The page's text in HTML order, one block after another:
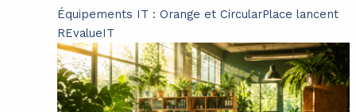
Équipements IT : Orange et CircularPlace lancent
REvalueIT